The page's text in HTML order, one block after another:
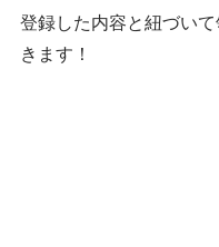
登録した内容と紐づい
きます！